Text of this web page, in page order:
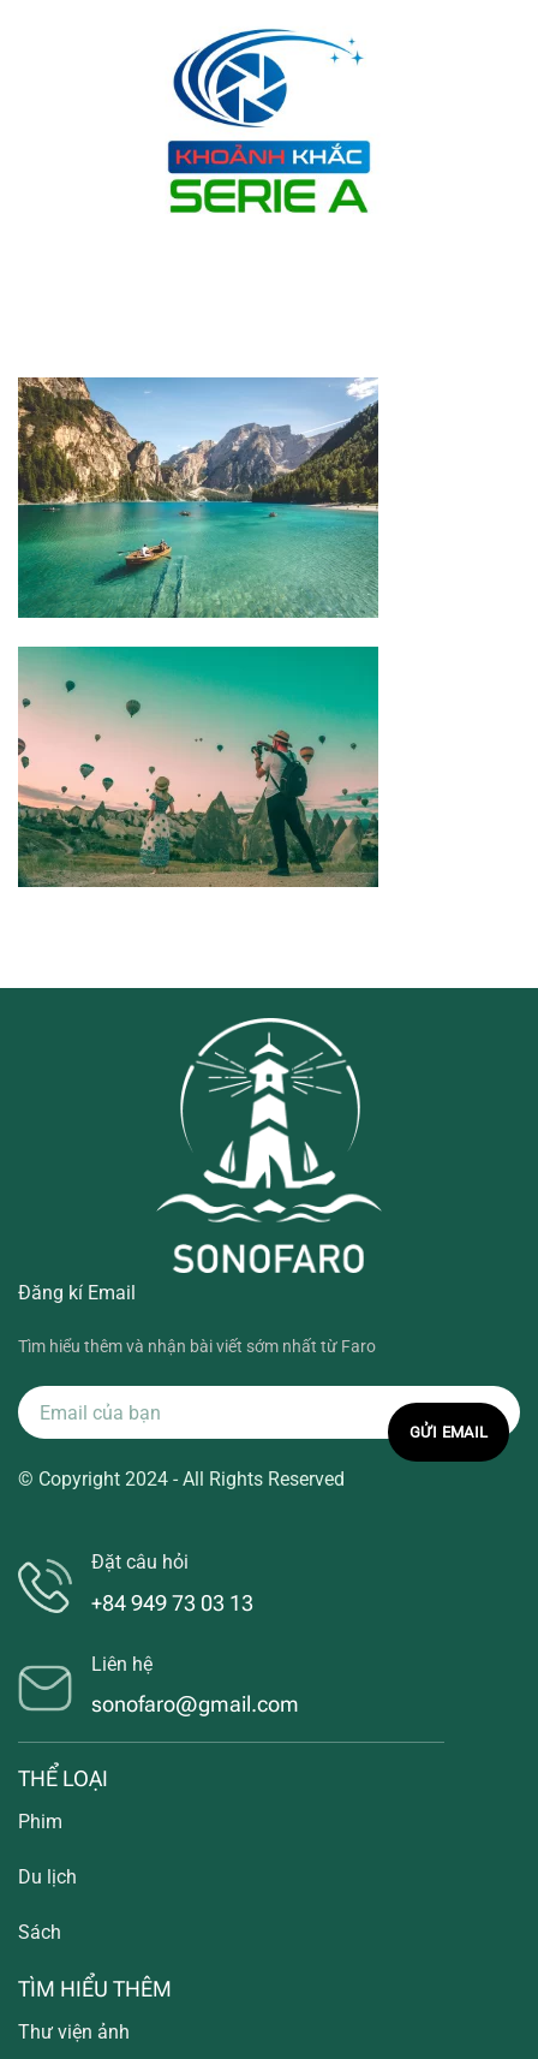
Đăng kí Email
Tìm hiểu thêm và nhận bài viết sớm nhất từ Faro
© Copyright 2024 - All Rights Reserved
Đặt câu hỏi
+84 949 73 03 13
Liên hệ
sonofaro@gmail.com
THỂ LOẠI
Phim
Du lịch
Sách
TÌM HIỂU THÊM
Thư viện ảnh